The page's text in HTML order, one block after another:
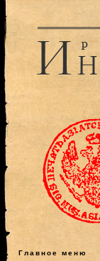
Главное меню